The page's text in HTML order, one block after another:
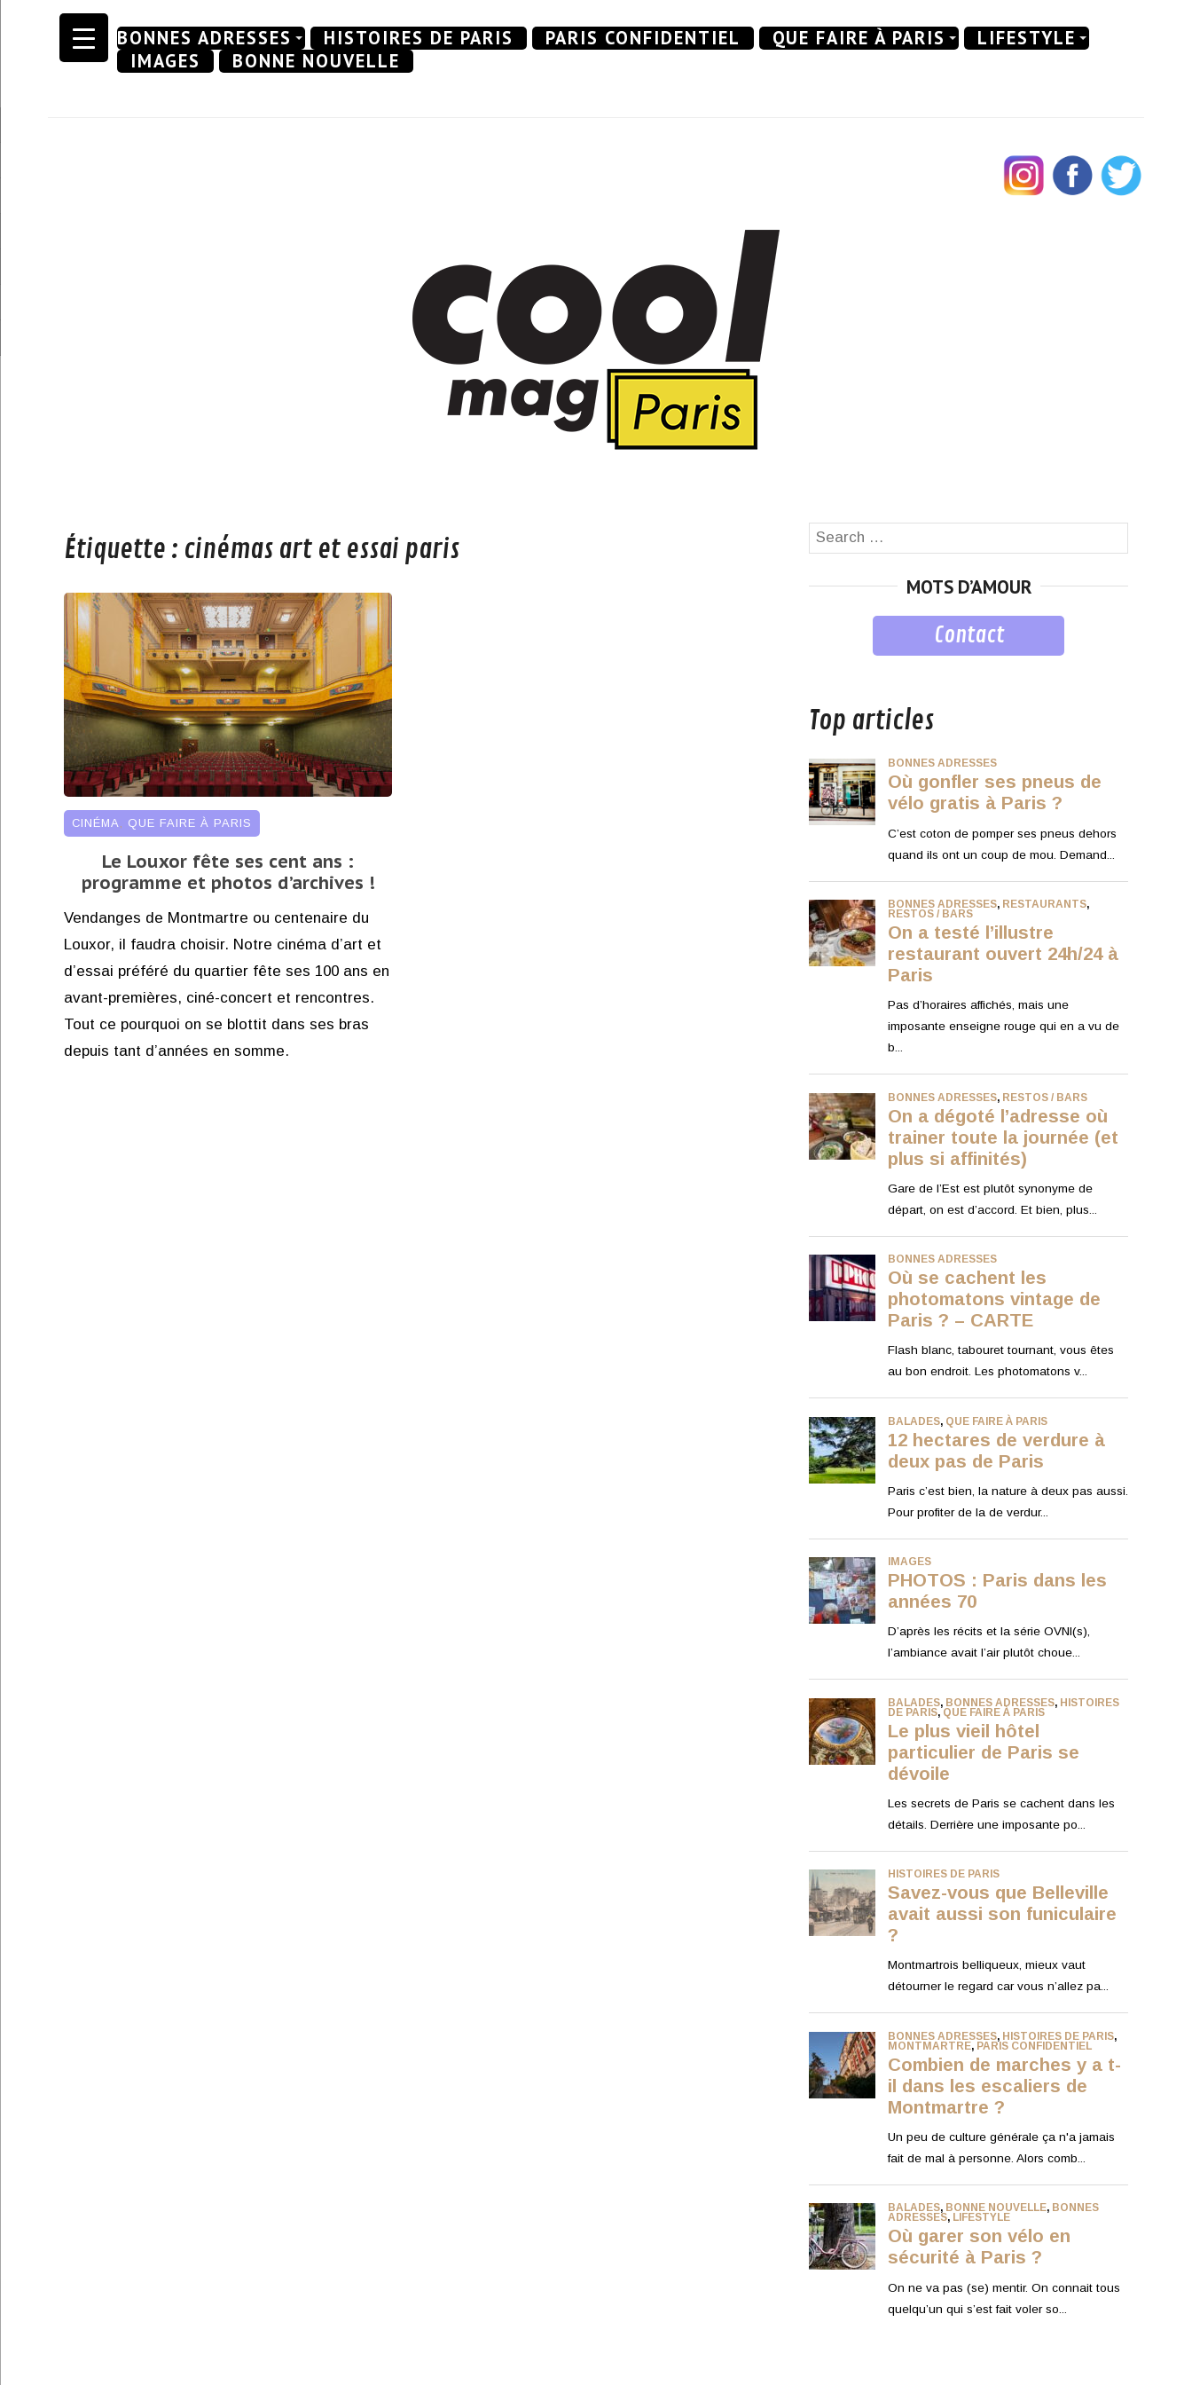
Skip
BONNES ADRESSES HISTOIRES DE PARIS PARIS CONFIDENTIEL QUE FAIRE À PARIS
LIFESTYLE
IMAGES
BONNE NOUVELLE
Étiquette : cinémas art et essai paris
CINÉMA QUE FAIRE À PARIS
Le Louxor fête ses cent ans :
programme et photos d’archives !
Vendanges de Montmartre ou centenaire du
Louxor, il faudra choisir. Notre cinéma d’art et
d’essai préféré du quartier fête ses 100 ans en
avant-premières, ciné-concert et rencontres.
Tout ce pourquoi on se blottit dans ses bras
depuis tant d’années en somme.
Search
MOTS D’AMOUR
Contact
Top articles